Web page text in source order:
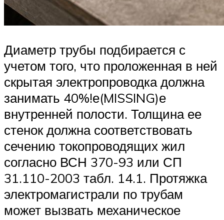
Диаметр трубы подбирается с
учетом того, что проложенная в ней
скрытая электропроводка должна
занимать 40%!е(MISSING)е
внутренней полости. Толщина ее
стенок должна соответствовать
сечению токопроводящих жил
согласно ВСН 370-93 или СП
31.110-2003 табл. 14.1. Протяжка
электромагистрали по трубам
может вызвать механическое